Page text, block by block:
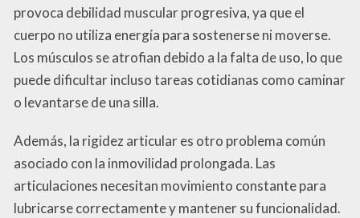
provoca debilidad muscular progresiva, ya que el
cuerpo no utiliza energía para sostenerse ni moverse.
Los músculos se atrofian debido a la falta de uso, lo que
puede dificultar incluso tareas cotidianas como caminar
o levantarse de una silla.
Además, la rigidez articular es otro problema común
asociado con la inmovilidad prolongada. Las
articulaciones necesitan movimiento constante para
lubricarse correctamente y mantener su funcionalidad.